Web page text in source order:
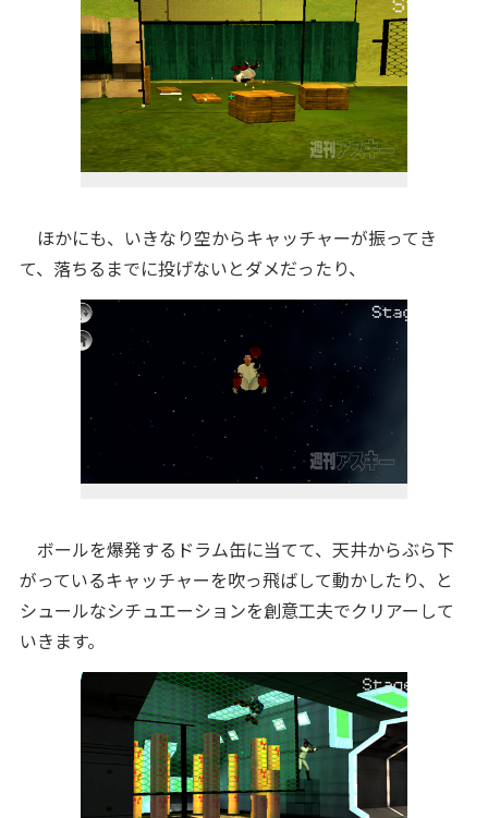
ほかにも、いきなり空からキャッチャーが振ってき
て、落ちるまでに投げないとダメだったり、
ボールを爆発するドラム缶に当てて、天井からぶら下
がっているキャッチャーを吹っ飛ばして動かしたり、と
シュールなシチュエーションを創意工夫でクリアーして
いきます。